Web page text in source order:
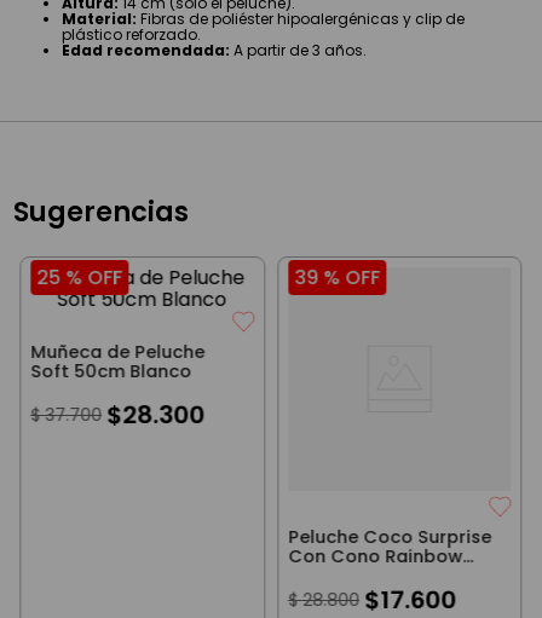
Material: Fibras de poliéster hipoalergénicas y clip de
plástico reforzado.
Edad recomendada: A partir de 3 años.
Sugerencias
25 % OFF
Muñeca de Peluche
Soft 50cm Blanco
$ 37.700 $28.300
39 % OFF
Peluche Coco Surprise
Con Cono Rainbow
$ 28.800 $17.600